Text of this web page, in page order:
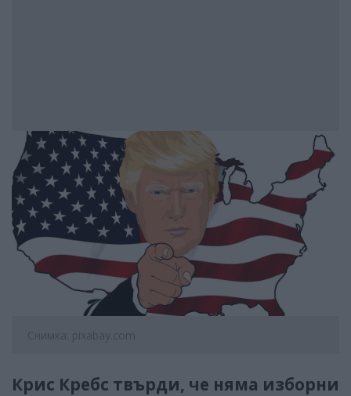
Снимка: pixabay.com
Крис Кребс твърди, че няма изборни